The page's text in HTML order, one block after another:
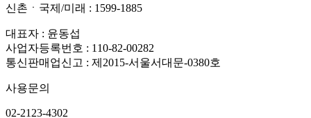
신촌ㆍ국제/미래 : 1599-1885
대표자 : 윤동섭
사업자등록번호 : 110-82-00282
통신판매업신고 : 제2015-서울서대문-0380호
사용문의
02-2123-4302